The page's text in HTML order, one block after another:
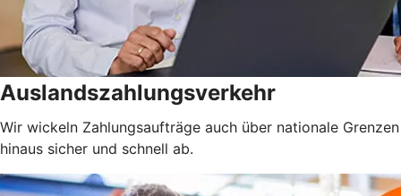
Auslandszahlungsverkehr
Wir wickeln Zahlungsaufträge auch über nationale Grenzen
hinaus sicher und schnell ab.